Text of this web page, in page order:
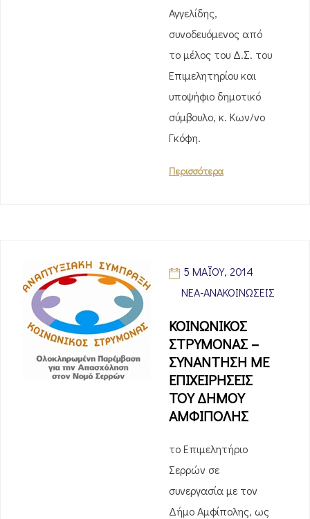
Αγγελίδης,
συνοδευόμενος από
το μέλος του Δ.Σ. του
Επιμελητηρίου και
υποψήφιο δημοτικό
σύμβουλο, κ. Κων/νο
Γκόφη.
Περισσότερα
5 ΜΑΪ́ΟΥ, 2014
ΝΈΑ-ΑΝΑΚΟΙΝΏΣΕΙΣ
ΚΟΙΝΩΝΙΚΟΣ
ΣΤΡΥΜΟΝΑΣ –
ΣΥΝΑΝΤΗΣΗ ΜΕ
ΕΠΙΧΕΙΡΗΣΕΙΣ
ΤΟΥ ΔΗΜΟΥ
ΑΜΦΙΠΟΛΗΣ
το Επιμελητήριο
Σερρών σε
συνεργασία με τον
Δήμο Αμφίπολης, ως